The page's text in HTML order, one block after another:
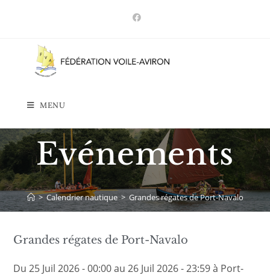
MENU
Evénements
> Calendrier nautique > Grandes régates de Port-Navalo
Grandes régates de Port-Navalo
Du 25 Juil 2026 - 00:00 au 26 Juil 2026 - 23:59 à Port-